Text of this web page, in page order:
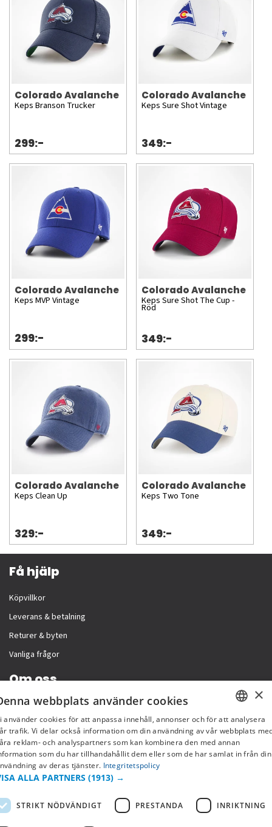
Colorado Avalanche
Keps Branson Trucker
299:-
Colorado Avalanche
Keps Sure Shot Vintage
349:-
Colorado Avalanche
Keps MVP Vintage
299:-
Colorado Avalanche
Keps Sure Shot The Cup -
Röd
349:-
Colorado Avalanche
Keps Clean Up
329:-
Colorado Avalanche
Keps Two Tone
349:-
Få hjälp
Köpvillkor
Leverans & betalning
Returer & byten
Vanliga frågor
Om oss
Företagsinformation
SWEDISH
FI
×
webbplats använder cookies
använder cookies för att anpassa innehåll, annonser och för att analysera
trafik. Vi delar också information om din användning av vår webbplats
reklam- och analyspartners som kan kombinera den med annan
som du har tillhandahållit dem eller som de har samlat in från din
av deras tjänster. Integritetspolicy
ALLA PARTNERS (1913) →
STRIKT NÖDVÄNDIGT PRESTANDA INRIKTNING